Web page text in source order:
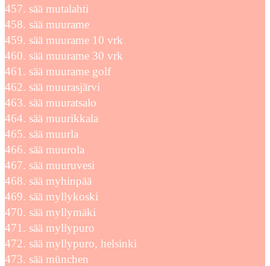
sää mutalahti
sää muurame
sää muurame 10 vrk
sää muurame 30 vrk
sää muurame golf
sää muurasjärvi
sää muuratsalo
sää muurikkala
sää muurla
sää muurola
sää muuruvesi
sää myhinpää
sää myllykoski
sää myllymäki
sää myllypuro
sää myllypuro, helsinki
sää münchen